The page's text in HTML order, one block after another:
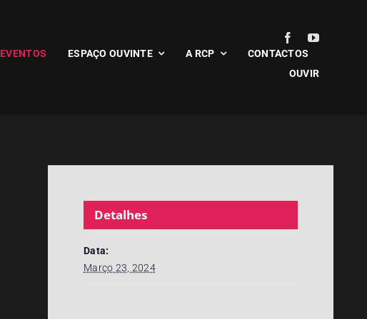
EVENTOS ESPAÇO OUVINTE A RCP
CONTACTOS
OUVIR
Detalhes
Data:
Março 23, 2024